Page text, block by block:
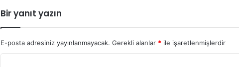
Bir yanıt yazın
E-posta adresiniz yayınlanmayacak. Gerekli alanlar * ile işaretlenmişlerdir